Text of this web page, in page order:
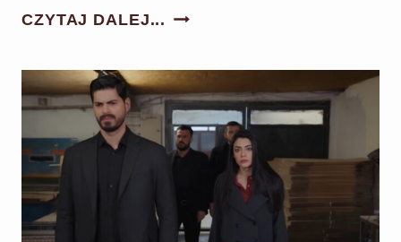
CZYTAJ DALEJ... DZIEDZICTWO
„POWIEM
JEJ,
ŻE
JĄ
KOCHAM!”